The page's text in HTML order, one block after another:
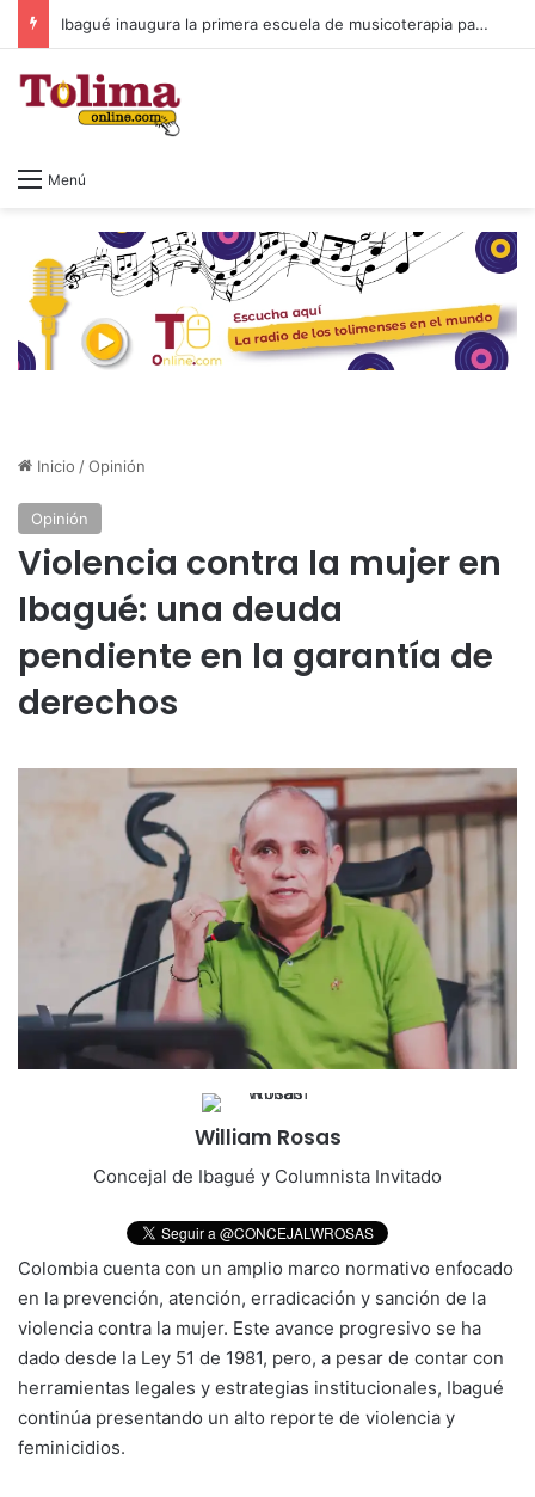
Ibagué inaugura la primera escuela de musicoterapia para niños con discapacidad múltiple, una apuesta por la inclusión
Menú
Inicio /Opinión
Opinión
Violencia contra la mujer en
Ibagué: una deuda
pendiente en la garantía de
derechos
William Rosas
Concejal de Ibagué y Columnista Invitado
Colombia cuenta con un amplio marco normativo enfocado
en la prevención, atención, erradicación y sanción de la
violencia contra la mujer. Este avance progresivo se ha
dado desde la Ley 51 de 1981, pero, a pesar de contar con
herramientas legales y estrategias institucionales, Ibagué
continúa presentando un alto reporte de violencia y
feminicidios.